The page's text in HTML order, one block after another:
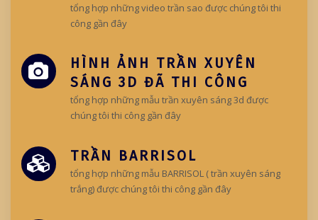
tổng hợp những video trần sao được chúng tôi thi
công gần đây
HÌNH ẢNH TRẦN XUYÊN
SÁNG 3D ĐÃ THI CÔNG
tổng hợp những mẫu trần xuyên sáng 3d được
chúng tôi thi công gần đây
TRẦN BARRISOL
tổng hợp những mẫu BARRISOL ( trần xuyên sáng
trắng) được chúng tôi thi công gần đây